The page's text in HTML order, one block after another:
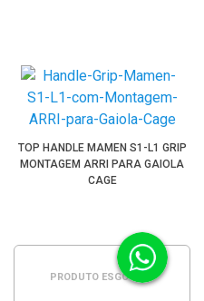
TOP HANDLE MAMEN S1-L1 GRIP
MONTAGEM ARRI PARA GAIOLA
CAGE
PRODUTO ESGOTADO